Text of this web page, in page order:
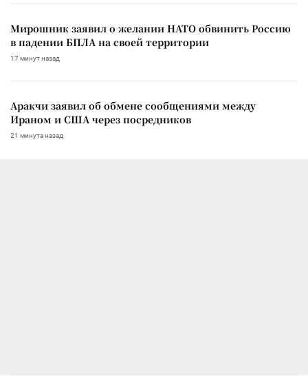
Мирошник заявил о желании НАТО обвинить Россию
в падении БПЛА на своей территории
17 минут назад
Аракчи заявил об обмене сообщениями между
Ираном и США через посредников
21 минута назад